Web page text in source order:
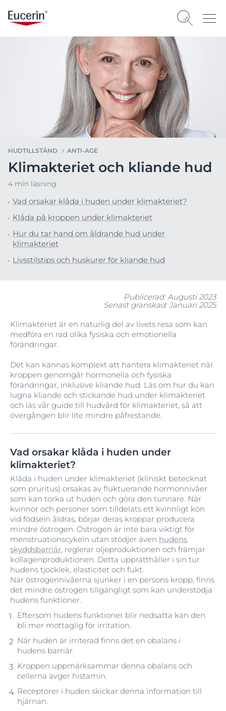
HUDTILLSTÅND ANTI-AGE
Klimakteriet och kliande hud
4 min läsning
Vad orsakar klåda i huden under klimakteriet?
Klåda på kroppen under klimakteriet
Hur du tar hand om åldrande hud under
klimakteriet
Livsstilstips och huskurer för kliande hud
Publicerad: Augusti 2023
Senast granskad: Januari 2025
Klimakteriet är en naturlig del av livets resa som kan
medföra en rad olika fysiska och emotionella
förändringar.
Det kan kännas komplext att hantera klimakteriet när
kroppen genomgår hormonella och fysiska
förändringar, inklusive kliande hud. Läs om hur du kan
lugna kliande och stickande hud under klimakteriet
och läs vår guide till hudvård för klimakteriet, så att
övergången blir lite mindre påfrestande.
Vad orsakar klåda i huden under
klimakteriet?
Klåda i huden under klimakteriet (kliniskt betecknat
som pruritus) orsakas av fluktuerande hormonnivåer
som kan torka ut huden och göra den tunnare. När
kvinnor och personer som tilldelats ett kvinnligt kön
vid födseln åldras, börjar deras kroppar producera
mindre östrogen. Östrogen är inte bara viktigt för
menstruationscykeln utan stödjer även hudens
skyddsbarriär, reglerar oljeproduktionen och främjar
kollagenproduktionen. Detta upprätthåller i sin tur
hudens tjocklek, elasticitet och fukt.
När östrogennivåerna sjunker i en persons kropp, finns
det mindre östrogen tillgängligt som kan understödja
hudens funktioner.
Eftersom hudens funktioner blir nedsatta kan den
bli mer mottaglig för irritation.
När huden är irriterad finns det en obalans i
hudens barriär.
Kroppen uppmärksammar denna obalans och
cellerna avger histamin.
Receptorer i huden skickar denna information till
hjärnan.